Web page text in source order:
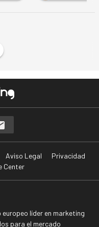
Aviso Legal
Privacidad
Center
europeo líder en marketing
para el mercado